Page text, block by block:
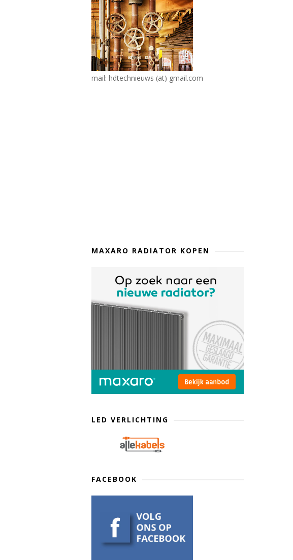
mail: hdtechnieuws (at) gmail.com
MAXARO RADIATOR KOPEN
LED VERLICHTING
FACEBOOK